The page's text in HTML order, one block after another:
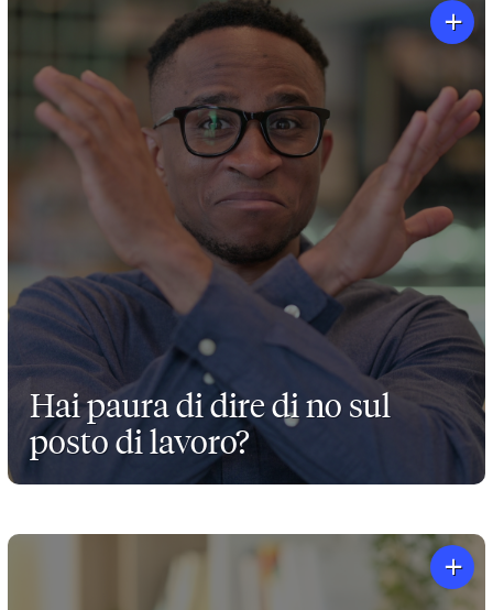
+
Hai paura di dire di no sul
posto di lavoro?
+